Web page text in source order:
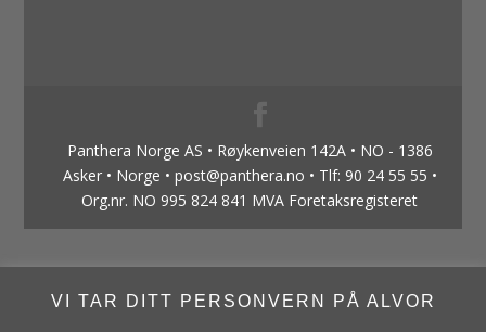
Panthera Norge AS • Røykenveien 142A • NO - 1386
Asker • Norge • post@panthera.no • Tlf: 90 24 55 55 •
Org.nr. NO 995 824 841 MVA Foretaksregisteret
VI TAR DITT PERSONVERN PÅ ALVOR